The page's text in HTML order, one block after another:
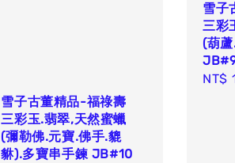
雪子古董精品-福祿壽
三彩玉.翡翠,天然蜜蠟
(彌勒佛.元寶.佛手.貔
貅).多寶串手鍊 JB#10
雪子
三彩
(葫
Sale
NT$